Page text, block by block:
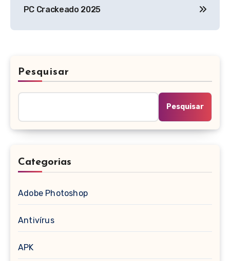
Post
PC Crackeado 2025
Pesquisar
Pesquisar
Categorias
Adobe Photoshop
Antivírus
APK